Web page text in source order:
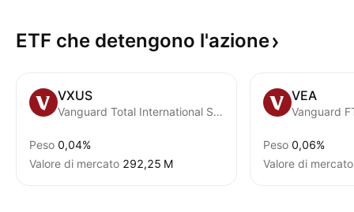
ETF che detengono l'azione
VXUS
Vanguard Total International Stock ETF
Peso 0,04%
Valore di mercato ‪292,25 M‬
VEA
Peso 0,06%
Valore di mercato